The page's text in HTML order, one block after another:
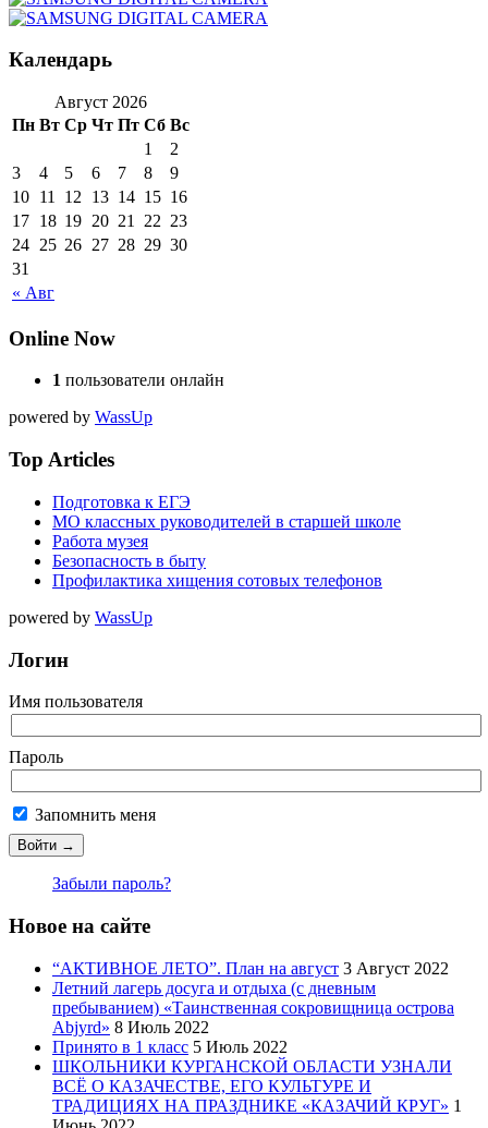
Календарь
Август 2026
Пн Вт Ср Чт Пт Сб Вс
« Авг
1
2
3
4 5 6 7 8
9
10 11 12 13 14 15 16
17 18 19 20 21 22 23
24 25 26 27 28 29 30
31
Online Now
1 пользователи онлайн
powered by WassUp
Top Articles
Подготовка к ЕГЭ
МО классных руководителей в старшей школе
Работа музея
Безопасность в быту
Профилактика хищения сотовых телефонов
powered by WassUp
Логин
Имя пользователя
Пароль
Запомнить меня
Забыли пароль?
Новое на сайте
“АКТИВНОЕ ЛЕТО”. План на август 3 Август 2022
Летний лагерь досуга и отдыха (с дневным
пребыванием) «Таинственная сокровищница острова
Abjyrd» 8 Июль 2022
Принято в 1 класс 5 Июль 2022
ШКОЛЬНИКИ КУРГАНСКОЙ ОБЛАСТИ УЗНАЛИ
ВСЁ О КАЗАЧЕСТВЕ, ЕГО КУЛЬТУРЕ И
ТРАДИЦИЯХ НА ПРАЗДНИКЕ «КАЗАЧИЙ КРУГ» 1